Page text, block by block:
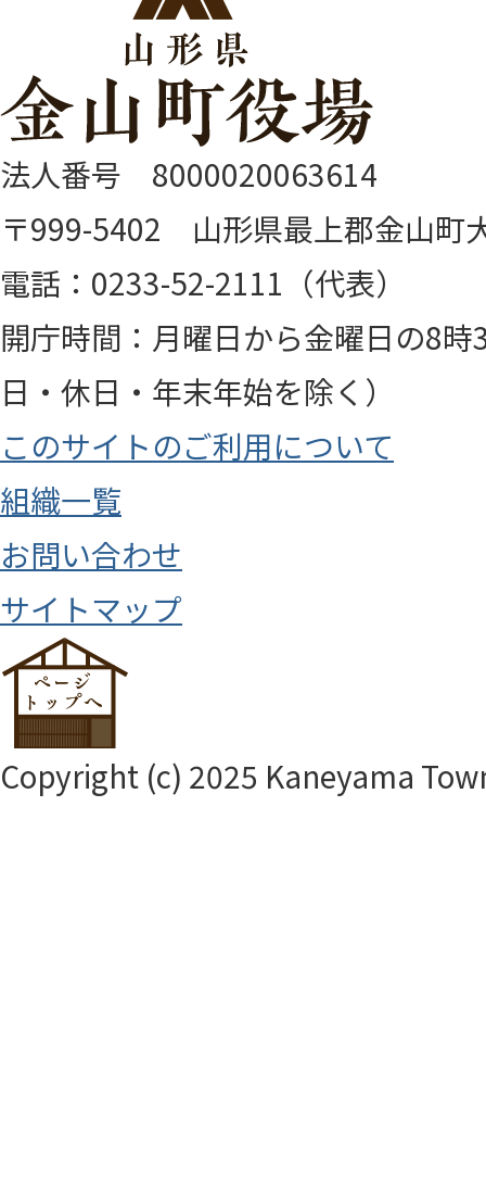
法人番号 8000020063614
〒999-5402 山形県最上郡金山町
電話：0233-52-2111（代表）
開庁時間：月曜日から金曜日の8
日・休日・年末年始を除く）
このサイトのご利用について
組織一覧
お問い合わせ
サイトマップ
Copyright (c) 2025 Kaneyama